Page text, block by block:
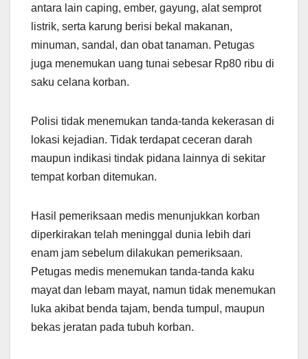
antara lain caping, ember, gayung, alat semprot
listrik, serta karung berisi bekal makanan,
minuman, sandal, dan obat tanaman. Petugas
juga menemukan uang tunai sebesar Rp80 ribu di
saku celana korban.
Polisi tidak menemukan tanda-tanda kekerasan di
lokasi kejadian. Tidak terdapat ceceran darah
maupun indikasi tindak pidana lainnya di sekitar
tempat korban ditemukan.
Hasil pemeriksaan medis menunjukkan korban
diperkirakan telah meninggal dunia lebih dari
enam jam sebelum dilakukan pemeriksaan.
Petugas medis menemukan tanda-tanda kaku
mayat dan lebam mayat, namun tidak menemukan
luka akibat benda tajam, benda tumpul, maupun
bekas jeratan pada tubuh korban.